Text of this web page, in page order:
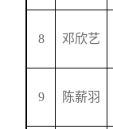
8 邓欣艺
9 陈薪羽